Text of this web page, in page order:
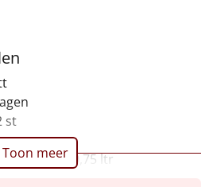
st
0,75 ltr
Toon meer